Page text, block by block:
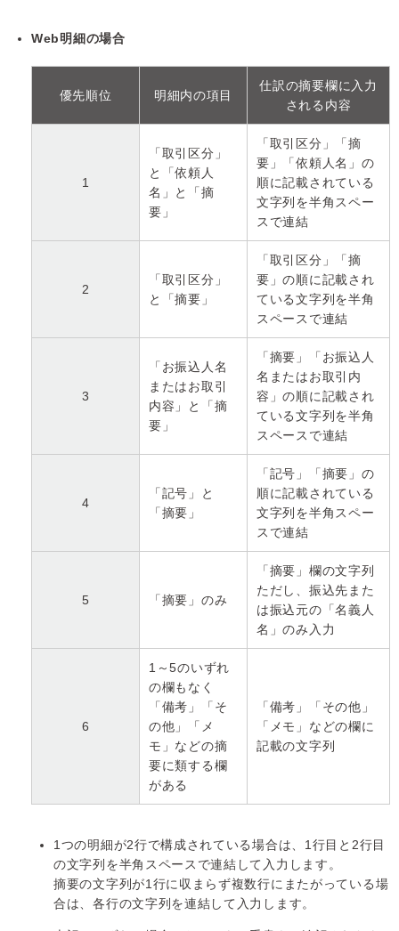
Web明細の場合
優先順位 明細内の項目
仕訳の摘要欄に入力
される内容
1
「取引区分」
と「依頼人
名」と「摘
要」
「取引区分」「摘
要」「依頼人名」の
順に記載されている
文字列を半角スペー
スで連結
2
「取引区分」
と「摘要」
「取引区分」「摘
要」の順に記載され
ている文字列を半角
スペースで連結
3
「お振込人名
またはお取引
内容」と「摘
要」
「摘要」「お振込人
名またはお取引内
容」の順に記載され
ている文字列を半角
スペースで連結
4
「記号」と
「摘要」
「記号」「摘要」の
順に記載されている
文字列を半角スペー
スで連結
5 「摘要」のみ
「摘要」欄の文字列
ただし、振込先また
は振込元の「名義人
名」のみ入力
6
1～5のいずれ
の欄もなく
「備考」「そ
の他」「メ
モ」などの摘
要に類する欄
がある
「備考」「その他」
「メモ」などの欄に
記載の文字列
1つの明細が2行で構成されている場合は、1行目と2行目
の文字列を半角スペースで連結して入力します。
摘要の文字列が1行に収まらず複数行にまたがっている場
合は、各行の文字列を連結して入力します。